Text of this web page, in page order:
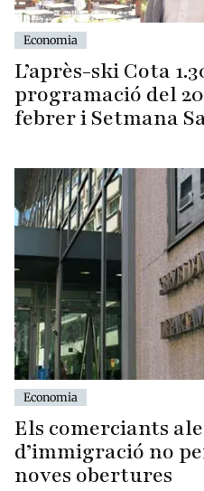
Economia
L’après-ski Cota
programació del
febrer i Setmana
Economia
Els comerciants
d’immigració no
noves obertures